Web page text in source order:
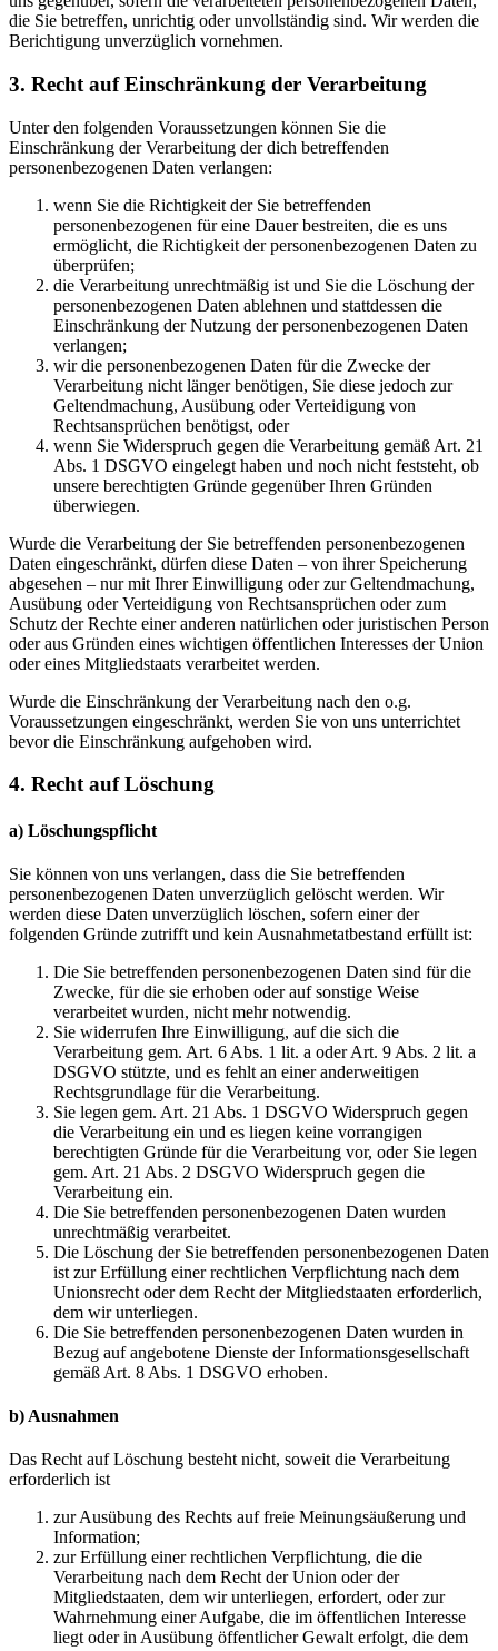
die Sie betreffen, unrichtig oder unvollständig sind. Wir werden die
Berichtigung unverzüglich vornehmen.
3. Recht auf Einschränkung der Verarbeitung
Unter den folgenden Voraussetzungen können Sie die
Einschränkung der Verarbeitung der dich betreffenden
personenbezogenen Daten verlangen:
wenn Sie die Richtigkeit der Sie betreffenden
personenbezogenen für eine Dauer bestreiten, die es uns
ermöglicht, die Richtigkeit der personenbezogenen Daten zu
überprüfen;
die Verarbeitung unrechtmäßig ist und Sie die Löschung der
personenbezogenen Daten ablehnen und stattdessen die
Einschränkung der Nutzung der personenbezogenen Daten
verlangen;
wir die personenbezogenen Daten für die Zwecke der
Verarbeitung nicht länger benötigen, Sie diese jedoch zur
Geltendmachung, Ausübung oder Verteidigung von
Rechtsansprüchen benötigst, oder
wenn Sie Widerspruch gegen die Verarbeitung gemäß Art. 21
Abs. 1 DSGVO eingelegt haben und noch nicht feststeht, ob
unsere berechtigten Gründe gegenüber Ihren Gründen
überwiegen.
Wurde die Verarbeitung der Sie betreffenden personenbezogenen
Daten eingeschränkt, dürfen diese Daten – von ihrer Speicherung
abgesehen – nur mit Ihrer Einwilligung oder zur Geltendmachung,
Ausübung oder Verteidigung von Rechtsansprüchen oder zum
Schutz der Rechte einer anderen natürlichen oder juristischen Person
oder aus Gründen eines wichtigen öffentlichen Interesses der Union
oder eines Mitgliedstaats verarbeitet werden.
Wurde die Einschränkung der Verarbeitung nach den o.g.
Voraussetzungen eingeschränkt, werden Sie von uns unterrichtet
bevor die Einschränkung aufgehoben wird.
4. Recht auf Löschung
a) Löschungspflicht
Sie können von uns verlangen, dass die Sie betreffenden
personenbezogenen Daten unverzüglich gelöscht werden. Wir
werden diese Daten unverzüglich löschen, sofern einer der
folgenden Gründe zutrifft und kein Ausnahmetatbestand erfüllt ist:
Die Sie betreffenden personenbezogenen Daten sind für die
Zwecke, für die sie erhoben oder auf sonstige Weise
verarbeitet wurden, nicht mehr notwendig.
Sie widerrufen Ihre Einwilligung, auf die sich die
Verarbeitung gem. Art. 6 Abs. 1 lit. a oder Art. 9 Abs. 2 lit. a
DSGVO stützte, und es fehlt an einer anderweitigen
Rechtsgrundlage für die Verarbeitung.
Sie legen gem. Art. 21 Abs. 1 DSGVO Widerspruch gegen
die Verarbeitung ein und es liegen keine vorrangigen
berechtigten Gründe für die Verarbeitung vor, oder Sie legen
gem. Art. 21 Abs. 2 DSGVO Widerspruch gegen die
Verarbeitung ein.
Die Sie betreffenden personenbezogenen Daten wurden
unrechtmäßig verarbeitet.
Die Löschung der Sie betreffenden personenbezogenen Daten
ist zur Erfüllung einer rechtlichen Verpflichtung nach dem
Unionsrecht oder dem Recht der Mitgliedstaaten erforderlich,
dem wir unterliegen.
Die Sie betreffenden personenbezogenen Daten wurden in
Bezug auf angebotene Dienste der Informationsgesellschaft
gemäß Art. 8 Abs. 1 DSGVO erhoben.
b) Ausnahmen
Das Recht auf Löschung besteht nicht, soweit die Verarbeitung
erforderlich ist
zur Ausübung des Rechts auf freie Meinungsäußerung und
Information;
zur Erfüllung einer rechtlichen Verpflichtung, die die
Verarbeitung nach dem Recht der Union oder der
Mitgliedstaaten, dem wir unterliegen, erfordert, oder zur
Wahrnehmung einer Aufgabe, die im öffentlichen Interesse
liegt oder in Ausübung öffentlicher Gewalt erfolgt, die dem